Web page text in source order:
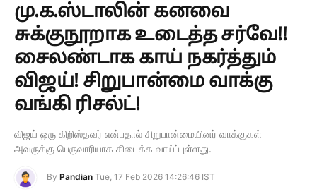
மு.க.ஸ்டாலின் கனவை
சுக்குநூறாக உடைத்த சர்வே!!
சைலண்டாக காய் நகர்த்தும்
விஜய்! சிறுபான்மை வாக்கு
வங்கி ரிசல்ட்!
விஜய் ஒரு கிறிஸ்தவர் என்பதால் சிறுபான்மையினர் வாக்குகள்
அவருக்கு பெருவாரியாக கிடைக்க வாய்ப்புள்ளது.
By Pandian Tue, 17 Feb 2026 14:26:46 IST